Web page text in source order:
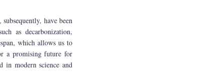
have been
as decarbonization,
which allows us to
a promising future for
in modern science and